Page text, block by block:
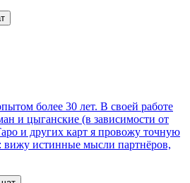
более 30 лет. В своей работе
и цыганские (в зависимости от
и других карт я провожу точную
вижу истинные мысли партнёров,